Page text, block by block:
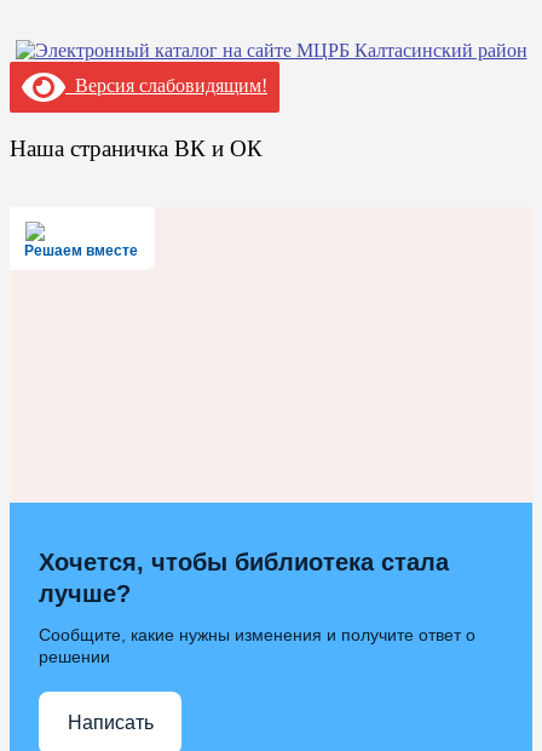
Версия слабовидящим!
Наша страничка ВК и ОК
Решаем вместе
Хочется, чтобы библиотека стала
лучше?
Сообщите, какие нужны изменения и получите ответ о
решении
Написать